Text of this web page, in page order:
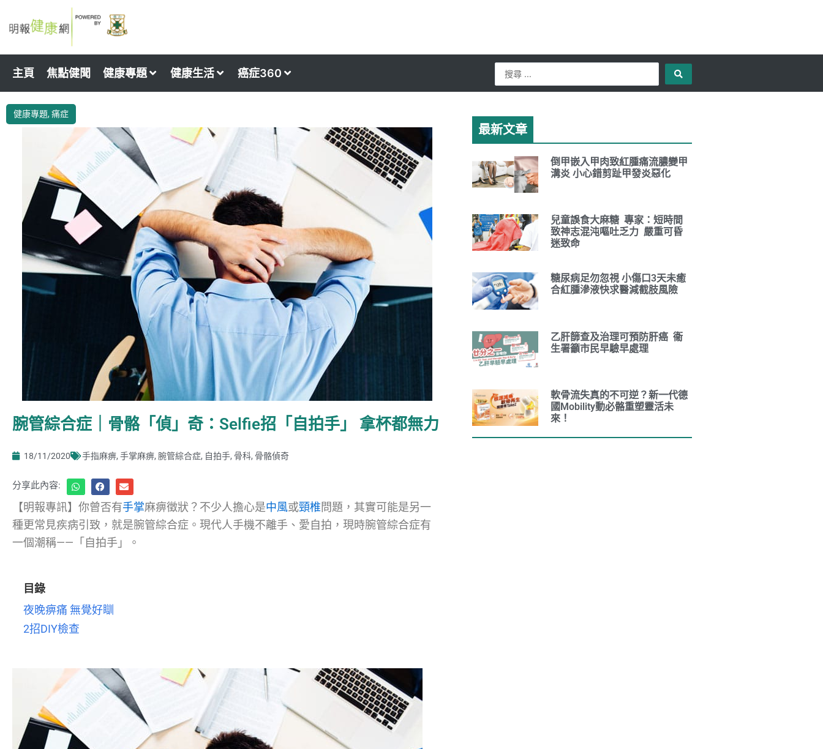
to
主頁 焦點健聞 健康專題 健康生活 癌症360
Search
...
健康專題,痛症
腕管綜合症｜骨骼「偵」奇：Selfie招「自拍手」 拿杯都無力
18/11/2020 手指麻痹, 手掌麻痹, 腕管綜合症, 自拍手, 骨科, 骨骼偵奇
分享此內容:
【明報專訊】你曾否有手掌麻痹徵狀？不少人擔心是中風或頸椎問題，其實可能是另一
種更常見疾病引致，就是腕管綜合症。現代人手機不離手、愛自拍，現時腕管綜合症有
一個潮稱——「自拍手」。
目錄
夜晚痹痛 無覺好瞓
2招DIY檢查
最新文章
倒甲嵌入甲肉致紅腫痛流膿變甲
溝炎 小心錯剪趾甲發炎惡化
兒童誤食大麻糖 專家：短時間
致神志混沌嘔吐乏力 嚴重可昏
迷致命
糖尿病足勿忽視 小傷口3天未癒
合紅腫滲液快求醫減截肢風險
乙肝篩查及治理可預防肝癌 衞
生署籲市民早驗早處理
軟骨流失真的不可逆？新一代德
國Mobility動必骼重塑靈活未
來！